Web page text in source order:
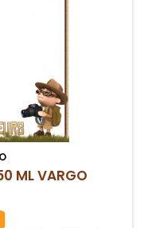
ML VARGO